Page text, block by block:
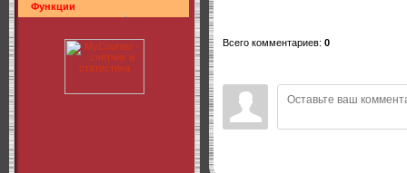
Функции
Всего комментариев: 0